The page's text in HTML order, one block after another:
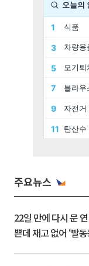
주요뉴스
22일 만에 다시 문
쁜데 재고 없어 ‘발